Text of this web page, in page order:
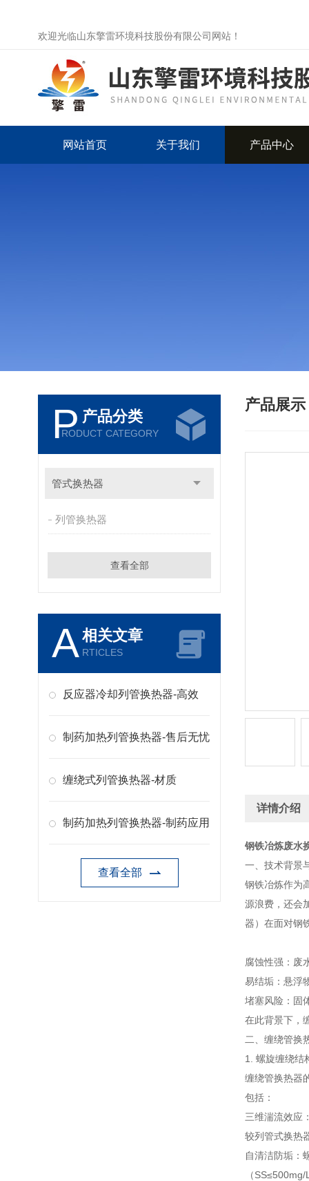
欢迎光临山东擎雷环境科技股份有限公司网站！
网站首页 关于我们 产品中心
P 产品分类
RODUCT CATEGORY
管式换热器
列管换热器
查看全部
A相关文章
RTICLES
反应器冷却列管换热器-高效
制药加热列管换热器-售后无忧
缠绕式列管换热器-材质
制药加热列管换热器-制药应用
查看全部
产品展示
详情介绍
钢铁冶炼废水
一、技术背景
钢铁冶炼作为
源浪费，还会
器）在面对钢
腐蚀性强：废
易结垢：悬浮
堵塞风险：固
在此背景下，
二、缠绕管换
1. 螺旋缠绕结
缠绕管换热器
包括：
三维湍流效应
较列管式换热
自清洁防垢：
（